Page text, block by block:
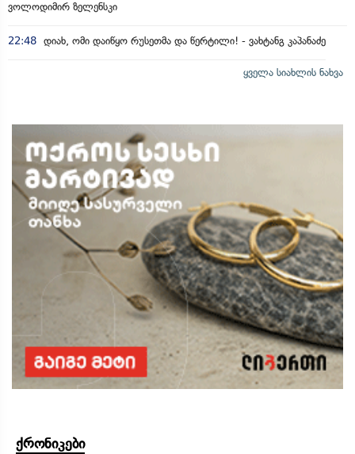
ვოლოდიმირ ზელენსკი
22:48 დიახ, ომი დაიწყო რუსეთმა და წერტილი! - ვახტანგ კაპანაძე
ყველა სიახლის ნახვა
ქრონიკები